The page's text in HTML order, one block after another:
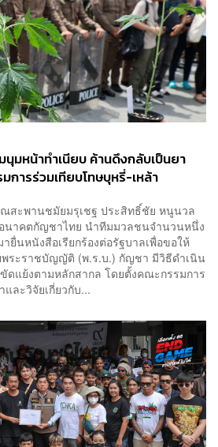
มหน้าทำเนียบ ค้านดึงกลับเป็นยา
การร่วมเทียบโทษบุหรี่-เหล้า
สะพานชมัยมรุเชฐ ประสิทธิ์ชัย หนูนวล
อนาคตกัญชาไทย นำทีมมวลชนจำนวนหนึ่ง
นหนังสือเรียกร้องต่อรัฐบาลเพื่อขอให้
ระราชบัญญัติ (พ.ร.บ.) กัญชา มีวิธีดำเนิน
ดแย้งตามหลักสากล โดยตั้งคณะกรรมการ
ละวิจัยเกี่ยวกับ...